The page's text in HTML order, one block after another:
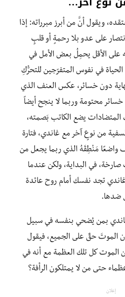
ويقول أنَّ من أبرز مبرراته: إذا
على عدو بلا رحمةٍ أو قلبٍ
على الأقل يحمِلُ بعض الأمل في
في نفوس المتفرّجين للتحرُّكِ
دون خسائر، عكس العنف الذي
محتومة وربما لا ينجح أيضاً
المتضادات يضع الكاتب بَصمته،
من نوعٍ آخر مع غاندي، فتارة
واضعًا مَنْطِقَهُ الذي ربما يجعل من
في البداية، ولكن عندما
تجد نفسك أمام روح عائدة
ضدها.
بمن يُضحي بنفسه في سبيل
الموتَ حقٌ على الجميع، فيقول
الموت كل تلك العظمة مع أنه في
حتى من لا يمتلكون الرأفة؟
إعلان